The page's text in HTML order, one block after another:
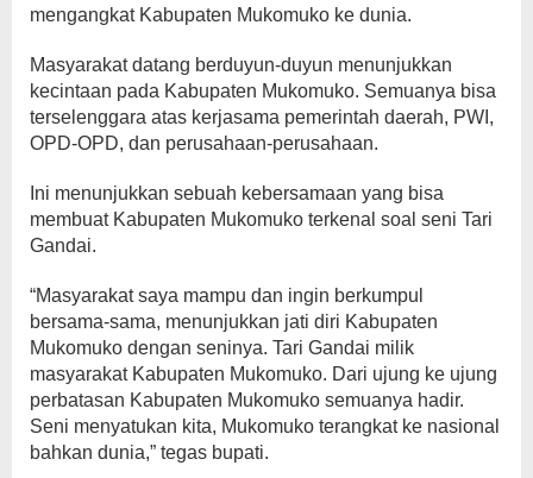
mengangkat Kabupaten Mukomuko ke dunia.
Masyarakat datang berduyun-duyun menunjukkan
kecintaan pada Kabupaten Mukomuko. Semuanya bisa
terselenggara atas kerjasama pemerintah daerah, PWI,
OPD-OPD, dan perusahaan-perusahaan.
Ini menunjukkan sebuah kebersamaan yang bisa
membuat Kabupaten Mukomuko terkenal soal seni Tari
Gandai.
“Masyarakat saya mampu dan ingin berkumpul
bersama-sama, menunjukkan jati diri Kabupaten
Mukomuko dengan seninya. Tari Gandai milik
masyarakat Kabupaten Mukomuko. Dari ujung ke ujung
perbatasan Kabupaten Mukomuko semuanya hadir.
Seni menyatukan kita, Mukomuko terangkat ke nasional
bahkan dunia,” tegas bupati.